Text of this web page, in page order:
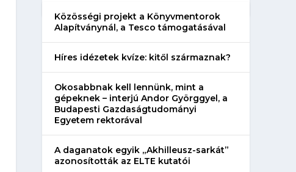
Közösségi projekt a Könyvmentorok
Alapítványnál, a Tesco támogatásával
Híres idézetek kvíze: kitől származnak?
Okosabbnak kell lennünk, mint a
gépeknek – interjú Andor Györggyel, a
Budapesti Gazdaságtudományi
Egyetem rektorával
A daganatok egyik „Akhilleusz-sarkát”
azonosították az ELTE kutatói